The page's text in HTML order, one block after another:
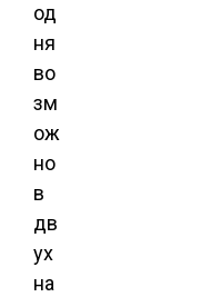
од
ня
во
зм
ож
но
в
дв
ух
на